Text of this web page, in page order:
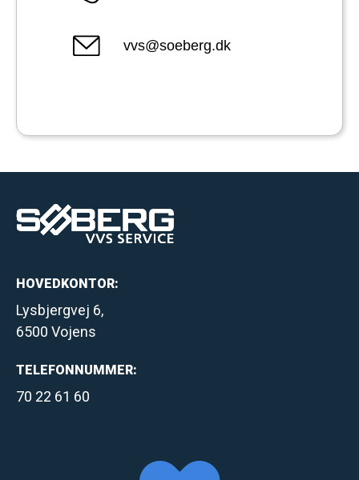
vvs@soeberg.dk
HOVEDKONTOR:
Lysbjergvej 6,
6500 Vojens
TELEFONNUMMER:
70 22 61 60